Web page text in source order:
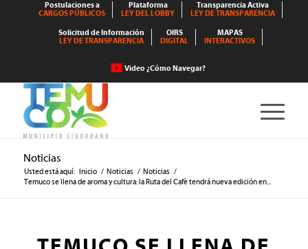
Postulaciones a
CARGOS PÚBLICOS
Plataforma
LEY DEL LOBBY
Transparencia Activa
LEY DE TRANSPARENCIA
Solicitud de Información
LEY DE TRANSPARENCIA
OIRS
DIGITAL
MAPAS
INTERACTIVOS
Video ¿Cómo Navegar?
Noticias
Usted está aquí: Inicio / Noticias / Noticias /
Temuco se llena de aroma y cultura: la Ruta del Café tendrá nueva edición en...